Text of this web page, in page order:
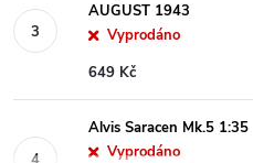
AUGUST 1943
Vyprodáno
649 Kč
Alvis Saracen Mk.5 1:35
Vyprodáno